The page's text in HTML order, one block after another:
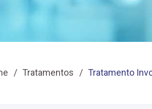
Tratamentos Tratamento